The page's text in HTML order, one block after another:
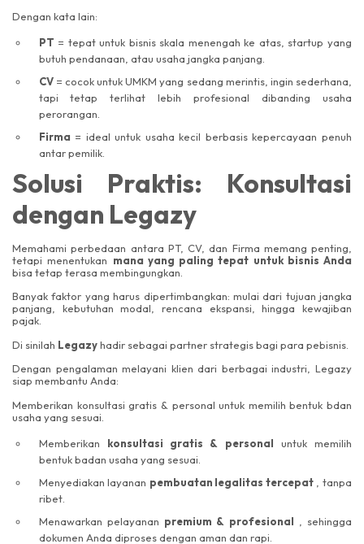
Dengan kata lain:
PT = tepat untuk bisnis skala menengah ke atas, startup yang
butuh pendanaan, atau usaha jangka panjang.
CV= cocok untuk UMKM yang sedang merintis, ingin sederhana,
tapi tetap terlihat lebih profesional dibanding usaha
perorangan.
Firma = ideal untuk usaha kecil berbasis kepercayaan penuh
antar pemilik.
Solusi Praktis: Konsultasi
dengan Legazy
Memahami perbedaan antara PT, CV, dan Firma memang penting,
tetapi menentukan mana yang paling tepat untuk bisnis Anda
bisa tetap terasa membingungkan.
Banyak faktor yang harus dipertimbangkan: mulai dari tujuan jangka
panjang, kebutuhan modal, rencana ekspansi, hingga kewajiban
pajak.
Di sinilah Legazyhadir sebagai partner strategis bagi para pebisnis.
Dengan pengalaman melayani klien dari berbagai industri, Legazy
siap membantu Anda:
Memberikan konsultasi gratis & personal untuk memilih bentuk bdan
usaha yang sesuai.
Memberikan konsultasi gratis & personal untuk memilih
bentuk badan usaha yang sesuai.
Menyediakan layanan pembuatan legalitas tercepat, tanpa
ribet.
Menawarkan pelayanan premium & profesional , sehingga
dokumen Anda diproses dengan aman dan rapi.